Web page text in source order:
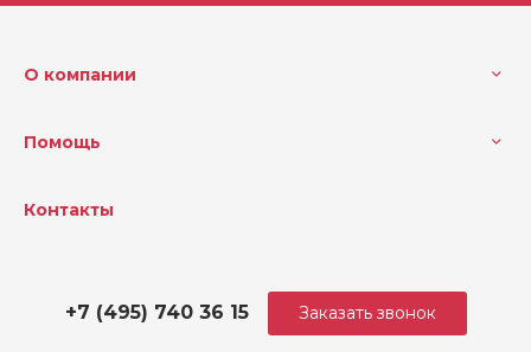
О компании
Помощь
Контакты
+7 (495) 740 36 15 Заказать звонок